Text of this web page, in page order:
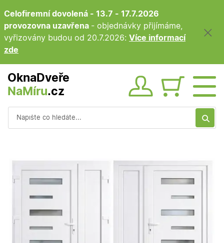
Celofiremní dovolená - 13.7 - 17.7.2026
provozovna uzavřena - objednávky přijímáme,
vyřizovány budou od 20.7.2026: Více informací
zde
OknaDveře
NaMíru.cz Obsah